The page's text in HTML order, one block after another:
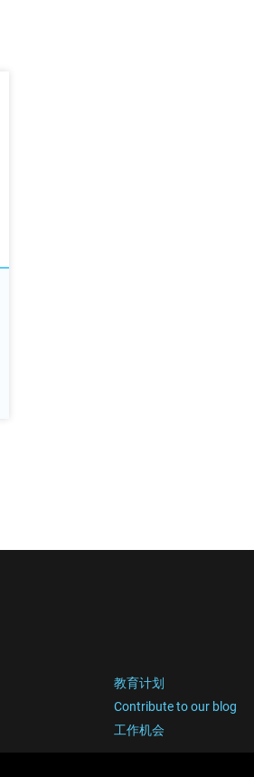
教育计划
Contribute to our blog
工作机会